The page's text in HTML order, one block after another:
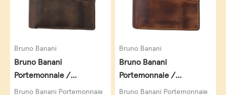
Bruno Banani
Bruno Banani
Portemonnaie /
Geldbeutel Herren,
Bruno Banani Portemonnaie
Bruno Banani
Bruno Banani
Portemonnaie /
Geldbeutel Herren,
Bruno Banani Portemonnaie